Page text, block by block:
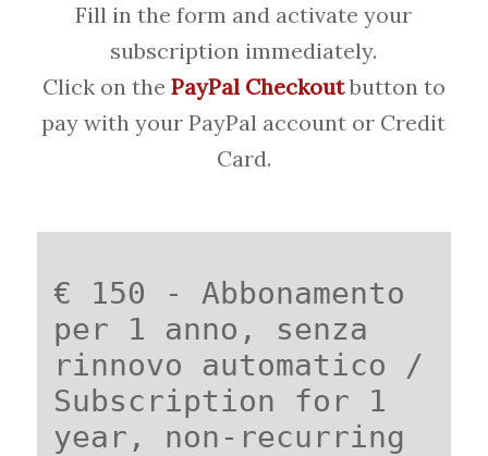
Fill in the form and activate your
subscription immediately.
Click on the PayPal Checkoutbutton to
pay with your PayPal account or Credit
Card.
€ 150 - Abbonamento
per 1 anno, senza
rinnovo automatico /
Subscription for 1
year, non-recurring